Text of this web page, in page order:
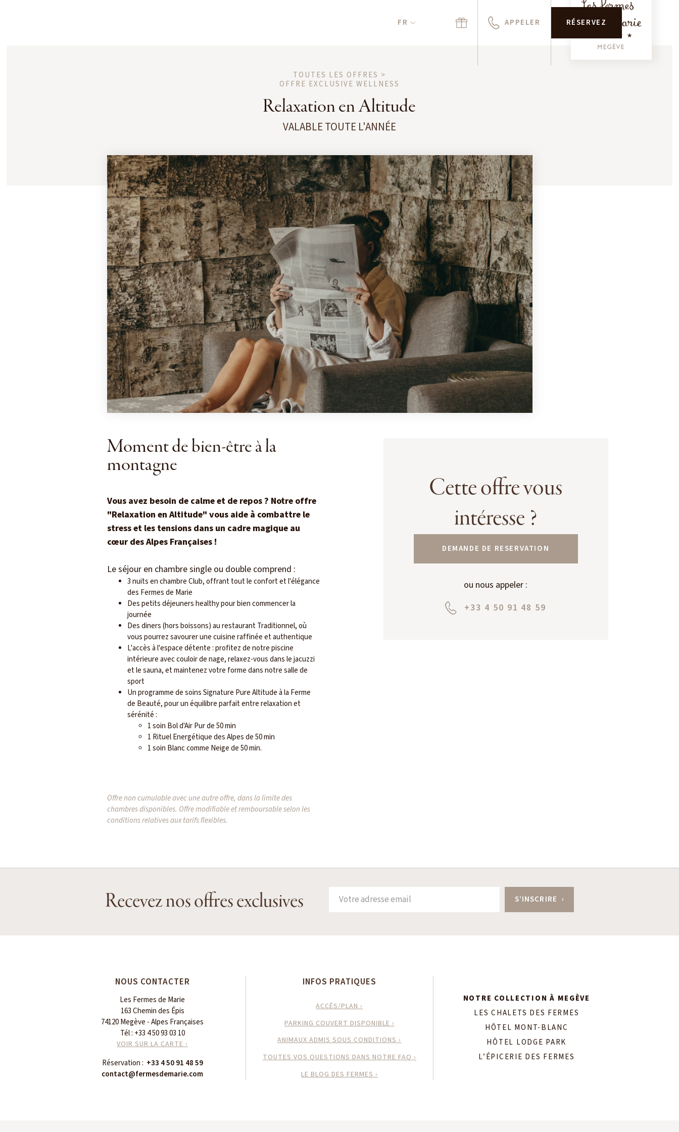
FR APPELER RÉSERVEZ
TOUTES LES OFFRES >
OFFRE EXCLUSIVE WELLNESS
Relaxation en Altitude
VALABLE TOUTE L'ANNÉE
Moment de bien-être à la
montagne
Vous avez besoin de calme et de repos ? Notre offre
"Relaxation en Altitude" vous aide à combattre le
stress et les tensions dans un cadre magique au
cœur des Alpes Françaises !
Le séjour en chambre single ou double comprend :
3 nuits en chambre Club, offrant tout le confort et l'élégance
des Fermes de Marie
Des petits déjeuners healthy pour bien commencer la
journée
Des diners (hors boissons) au restaurant Traditionnel, où
vous pourrez savourer une cuisine raffinée et authentique
L'accès à l'espace détente : profitez de notre piscine
intérieure avec couloir de nage, relaxez-vous dans le jacuzzi
et le sauna, et maintenez votre forme dans notre salle de
sport
Un programme de soins Signature Pure Altitude à la Ferme
de Beauté, pour un équilibre parfait entre relaxation et
sérénité :
1 soin Bol d'Air Pur de 50 min
1 Rituel Energétique des Alpes de 50 min
1 soin Blanc comme Neige de 50 min.
Offre non cumulable avec une autre offre, dans la limite des
chambres disponibles. Offre modifiable et remboursable selon les
conditions relatives aux tarifs flexibles.
Cette offre vous
intéresse ?
DEMANDE DE RESERVATION
ou nous appeler :
+33 4 50 91 48 59
Recevez nos offres exclusives
NOUS CONTACTER
Les Fermes de Marie
163 Chemin des Épis
74120 Megève - Alpes Françaises
Tél : +33 4 50 93 03 10
VOIR SUR LA CARTE ›
Réservation : +33 4 50 91 48 59
contact@fermesdemarie.com
INFOS PRATIQUES
ACCÈS/PLAN ›
PARKING COUVERT DISPONIBLE ›
ANIMAUX ADMIS SOUS CONDITIONS ›
TOUTES VOS QUESTIONS DANS NOTRE FAQ ›
LE BLOG DES FERMES ›
NOTRE COLLECTION À MEGÈVE
LES CHALETS DES FERMES
HÔTEL MONT-BLANC
HÔTEL LODGE PARK
L’ÉPICERIE DES FERMES